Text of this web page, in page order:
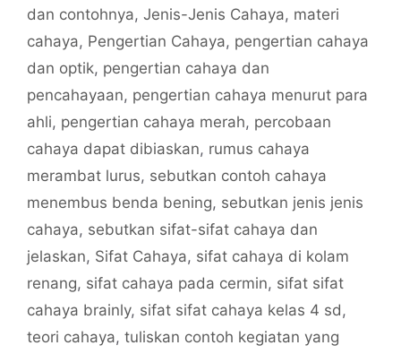
dan contohnya, Jenis-Jenis Cahaya, materi
cahaya, Pengertian Cahaya, pengertian cahaya
dan optik, pengertian cahaya dan
pencahayaan, pengertian cahaya menurut para
ahli, pengertian cahaya merah, percobaan
cahaya dapat dibiaskan, rumus cahaya
merambat lurus, sebutkan contoh cahaya
menembus benda bening, sebutkan jenis jenis
cahaya, sebutkan sifat-sifat cahaya dan
jelaskan, Sifat Cahaya, sifat cahaya di kolam
renang, sifat cahaya pada cermin, sifat sifat
cahaya brainly, sifat sifat cahaya kelas 4 sd,
teori cahaya, tuliskan contoh kegiatan yang